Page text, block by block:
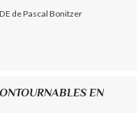
de Pascal Bonitzer
EN